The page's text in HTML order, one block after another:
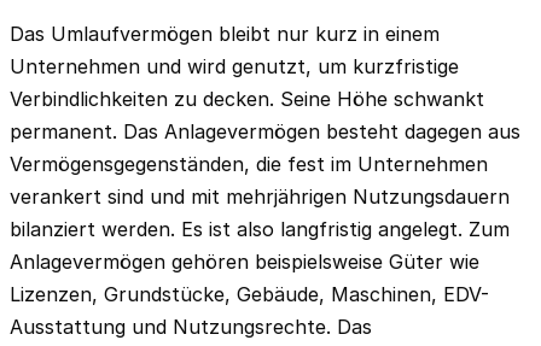
Das Umlaufvermögen bleibt nur kurz in einem
Unternehmen und wird genutzt, um kurzfristige
Verbindlichkeiten zu decken. Seine Höhe schwankt
permanent. Das Anlagevermögen besteht dagegen aus
Vermögensgegenständen, die fest im Unternehmen
verankert sind und mit mehrjährigen Nutzungsdauern
bilanziert werden. Es ist also langfristig angelegt. Zum
Anlagevermögen gehören beispielsweise Güter wie
Lizenzen, Grundstücke, Gebäude, Maschinen, EDV-
Ausstattung und Nutzungsrechte. Das